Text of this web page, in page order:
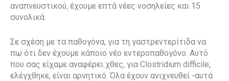
αναπνευστικού, έχουμε επτά νέες νοσηλείες και 15
συνολικά.
Σε σχέση με τα παθογόνα, για τη γαστρεντερίτιδα να
πω ότι δεν έχουμε κάποιο νέο εντεροπαθογόνο. Αυτό
που σας είχαμε αναφέρει χθες, για Clostridium difficile,
ελέγχθηκε, είναι αρνητικό. Όλα έχουν ανιχνευθεί -αυτά